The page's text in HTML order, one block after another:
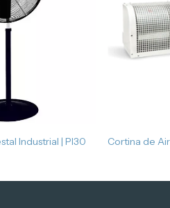
Industrial | PI30 Cortina de